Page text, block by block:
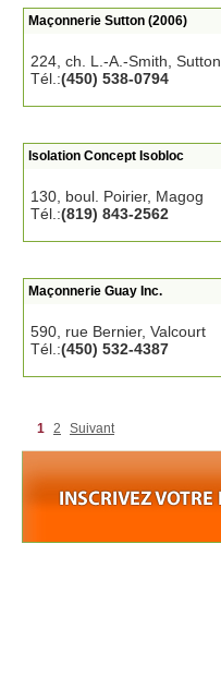
Maçonnerie Sutton (2006)
224, ch. L.-A.-Smith, Sutton
Tél.:(450) 538-0794
Isolation Concept Isobloc
130, boul. Poirier, Magog
Tél.:(819) 843-2562
Maçonnerie Guay Inc.
590, rue Bernier, Valcourt
Tél.:(450) 532-4387
1 2 Suivant